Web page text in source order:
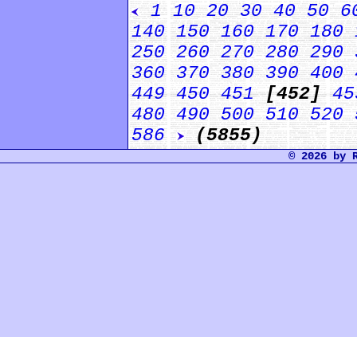
1 10 20 30 40 50
140 150 160 170 180
250 260 270 280 290
360 370 380 390 400
449 450 451 [452]
480 490 500 510 520
586
(5855)
© 2026 by